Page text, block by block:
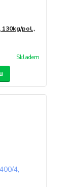
130kg/pol.,
Skladem